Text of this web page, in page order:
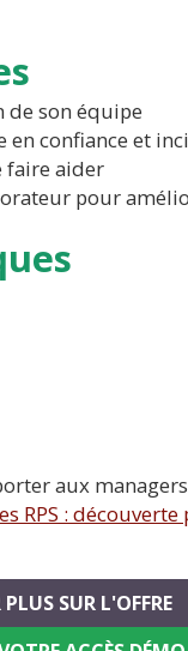
de son équipe
en confiance et
faire aider
pour
aux
RPS :
SUR L'OFFRE